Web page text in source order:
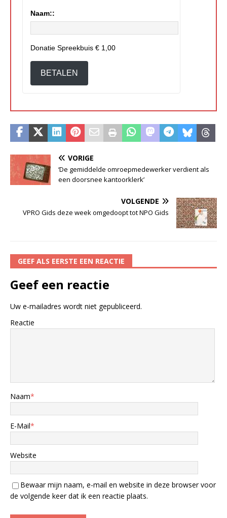
Naam::
Donatie Spreekbuis € 1,00
BETALEN
VORIGE
‘De gemiddelde omroepmedewerker verdient als
een doorsnee kantoorklerk’
VOLGENDE
VPRO Gids deze week omgedoopt tot NPO Gids
GEEF ALS EERSTE EEN REACTIE
Geef een reactie
Uw e-mailadres wordt niet gepubliceerd.
Reactie
Naam*
E-Mail*
Website
Bewaar mijn naam, e-mail en website in deze browser voor
de volgende keer dat ik een reactie plaats.